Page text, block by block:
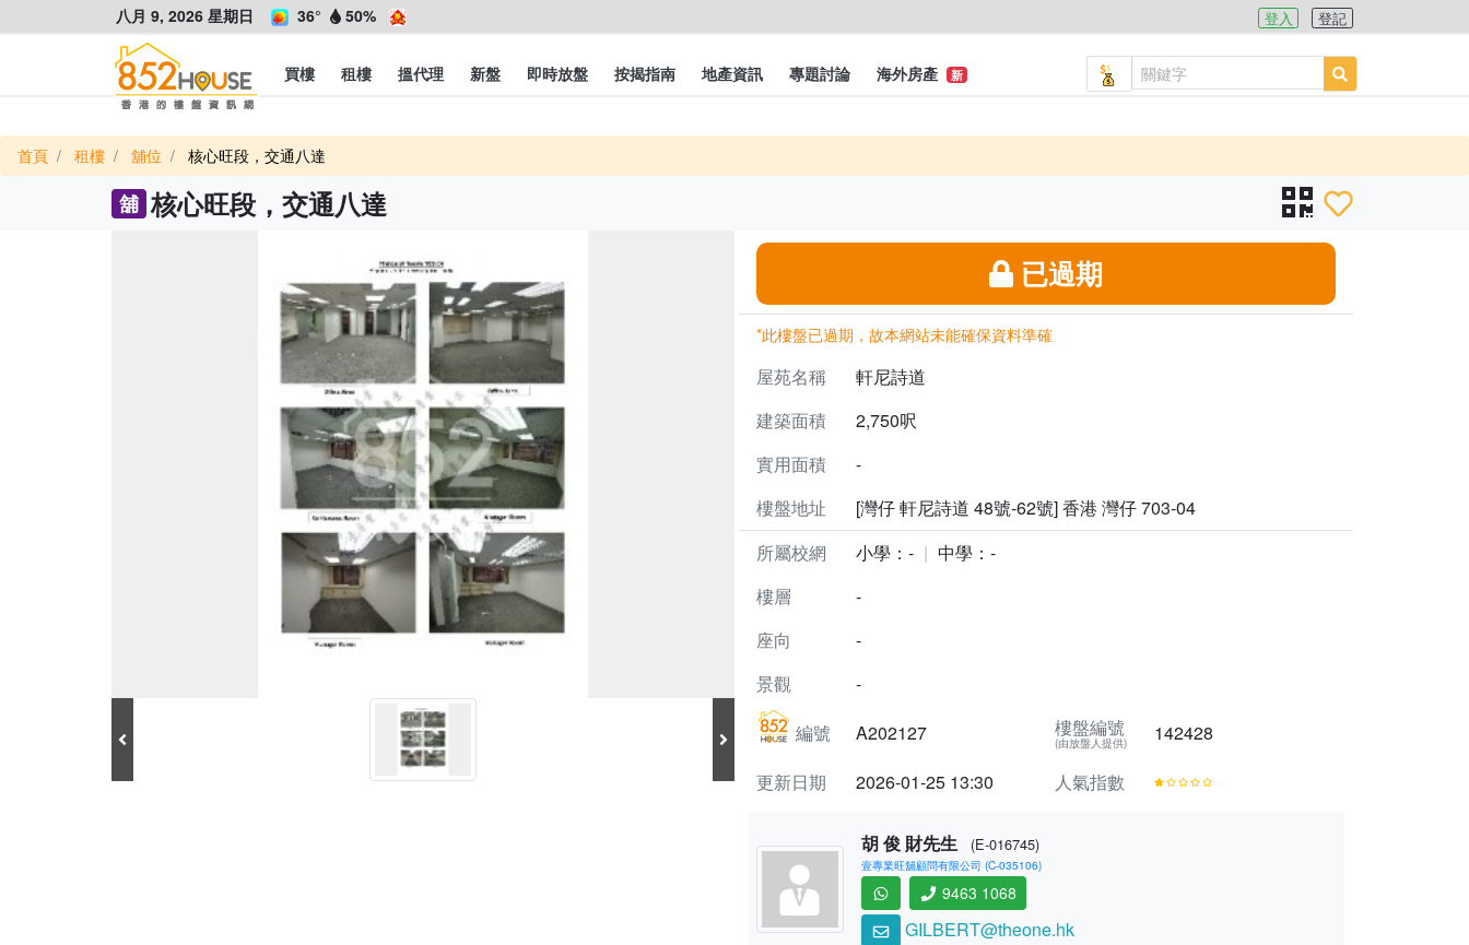
八月 9, 2026 星期日 36° 50% 登入 登記
買樓 租樓 搵代理 新盤 即時放盤 按揭指南 地產資訊 專題討論 海外房產 新
首頁 租樓 舖位 核心旺段，交通八達
舖 核心旺段，交通八達
已過期
*此樓盤已過期，故本網站未能確保資料準確
屋苑名稱
軒尼詩道
建築面積
2,750呎
實用面積
-
樓盤地址
[灣仔 軒尼詩道 48號-62號] 香港 灣仔 703-04
所屬校網
小學：-
中學：-
樓層
-
座向
-
景觀
-
編號
A202127 樓盤編號
(由放盤人提供)
142428
更新日期
2026-01-25 13:30 人氣指數
胡 俊 財先生 (E-016745)
壹專業旺舖顧問有限公司 (C-035106)
9463 1068
GILBERT@theone.hk